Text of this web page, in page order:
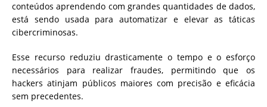
conteúdos aprendendo com grandes quantidades de dados,
está sendo usada para automatizar e elevar as táticas
cibercriminosas.
Esse recurso reduziu drasticamente o tempo e o esforço
necessários para realizar fraudes, permitindo que os
hackers atinjam públicos maiores com precisão e eficácia
sem precedentes.